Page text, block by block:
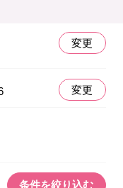
変更
変更
条件を絞り込む